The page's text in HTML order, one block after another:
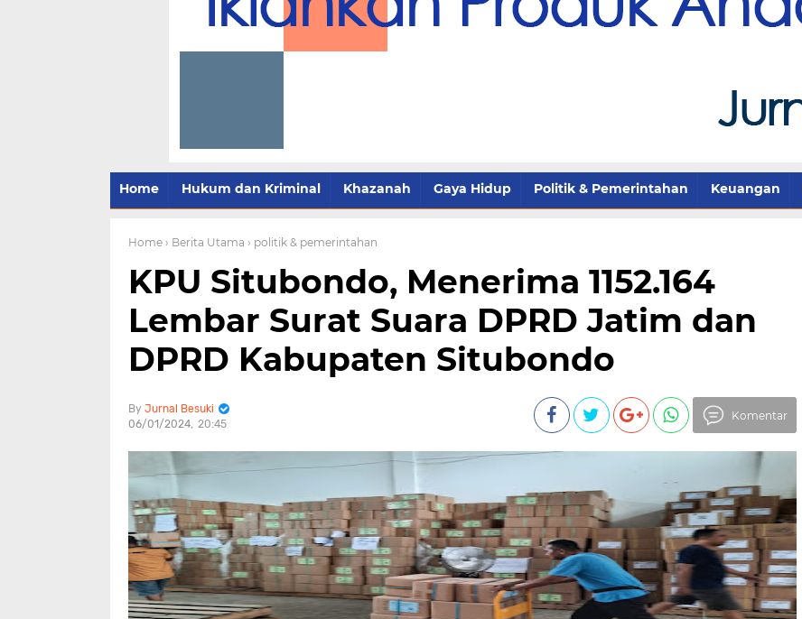
Home Hukum dan Kriminal Khazanah Gaya Hidup Politik & Pemerintahan Keuangan
Home › Berita Utama › politik & pemerintahan
KPU Situbondo, Menerima 1152.164
Lembar Surat Suara DPRD Jatim dan
DPRD Kabupaten Situbondo
Jurnal Besuki
06/01/2024 20:45
Komentar